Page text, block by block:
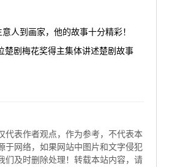
人到画家，他的故事十分精彩！
楚剧梅花奖得主集体讲述楚剧故事
代表作者观点，作为参考，不代表本
于网络，如果网站中图片和文字侵犯
们及时删除处理！转载本站内容，请